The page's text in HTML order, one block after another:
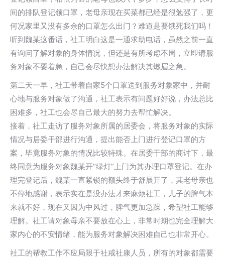
间的排队登记领口罩，老母亲现在买菜都已经是很勉强了，更
何况家里又没有多余的口罩怎么出门？难道是要饿死我们吗！
听到魏某这番话，社工明白这是一通求助电话，虽然之前一直
有询问了解对象的身体情况，但还是有所考虑不周，立即请服
务对象不要着急，自己会尽快想办法解决其燃眉之急。
第二天一早，社工带着自家5个口罩送到服务对象家中，并耐
心地与服务对象做了沟通，社工表示有问题好好说，办法总比
困难多，社工也会尽自己最大的努力去帮忙解决。
接着，社工走访了服务对象所属的居委会，将服务对象的实际
情况与居委干部进行沟通，提出能否上门进行登记口罩的方
案，毕竟服务对象的情况比较特殊。在居委干部的商讨下，最
终同意为服务对象魏某开“绿灯”上门为其办理口罩登记。在办
理完登记后，魏某一直紧锁的额头终于舒展开了，其老母亲也
不停地感谢，表示实在是没办法才来麻烦社工，儿子的脾气本
来就不好，现在又因为中风过，脾气更加急躁，希望社工能够
理解。社工请对象母亲不要放在心上，非常时期也完全理解大
家内心的不安情绪，能为服务对象解决困难自己也非常开心。
社工的帮教工作不应局限于社戒社康人员，所有的对象都需要